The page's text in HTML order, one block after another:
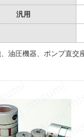
汎用
油圧機器、ポンプ直交